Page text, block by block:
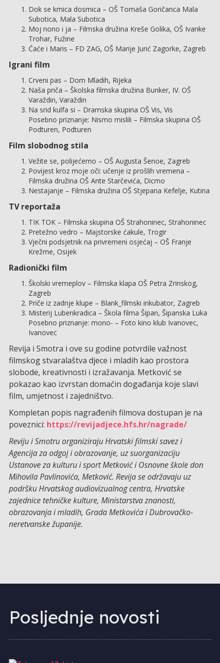
Dok se kmica dosmica – OŠ Tomaša Goričanca Mala
Subotica, Mala Subotica
Moj nono i ja – Filmska družina Kreše Golika, OŠ Ivanke
Trohar, Fužine
Ćaće i Maris – FD ZAG, OŠ Marije Jurić Zagorke, Zagreb
Igrani film
Crveni pas – Dom Mladih, Rijeka
Naša priča – Školska filmska družina Bunker, IV. OŠ
Varaždin, Varaždin
Na srid kulfa si – Dramska skupina OŠ Vis, Vis
Posebno priznanje: Nismo mislili – Filmska skupina OŠ
Podturen, Podturen
Film slobodnog stila
Vežite se, polijećemo – OŠ Augusta Šenoe, Zagreb
Povijest kroz moje oči: učenje iz prošlih vremena –
Filmska družina OŠ Ante Starčevića, Dicmo
Nestajanje – Filmska družina OŠ Stjepana Kefelje, Kutina
TV reportaža
TIK TOK – Filmska skupina OŠ Strahoninec, Strahoninec
Pretežno vedro – Majstorske ćakule, Trogir
Vječni podsjetnik na privremeni osjećaj – OŠ Franje
Krežme, Osijek
Radionički film
Školski vremeplov – Filmska klapa OŠ Petra Zrinskog,
Zagreb
Priče iz zadnje klupe – Blank_filmski inkubator, Zagreb
Misterij Lubenkradica – Škola filma Šipan, Šipanska Luka
Posebno priznanje: mono- – Foto kino klub Ivanovec,
Ivanovec
Revija i Smotra i ove su godine potvrdile važnost
filmskog stvaralaštva djece i mladih kao prostora
slobode, kreativnosti i izražavanja. Metković se
pokazao kao izvrstan domaćin događanja koje slavi
film, umjetnost i zajedništvo.
Kompletan popis nagrađenih filmova dostupan je na
poveznici: https://revijadjece.hfs.hr/nagrade/
Reviju i Smotru organiziraju Hrvatski filmski savez i
Agencija za odgoj i obrazovanje, uz suorganizaciju
Ustanove za kulturu i sport Metković i Osnovne škole don
Mihovila Pavlinovića, Metković. Revija se održavaju uz
podršku Hrvatskog audiovizualnog centra, Hrvatske
zajednice tehničke kulture, Ministarstva znanosti,
obrazovanja i mladih, Grada Metkovića i Dubrovačko-
neretvanske županije.
Posljednje novosti